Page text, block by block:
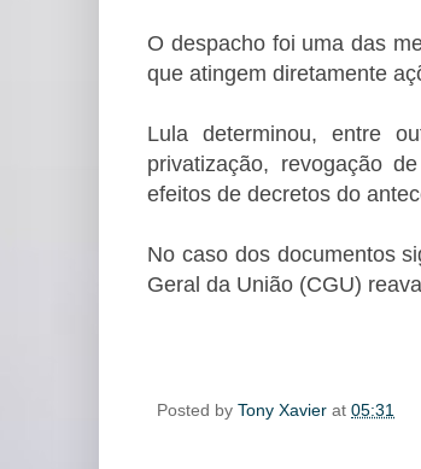
O despacho foi uma das
que atingem diretamente
Lula determinou, entre
privatização, revogação
efeitos de decretos do
No caso dos documentos
Geral da União (CGU)
Posted by Tony Xavier at 05:31